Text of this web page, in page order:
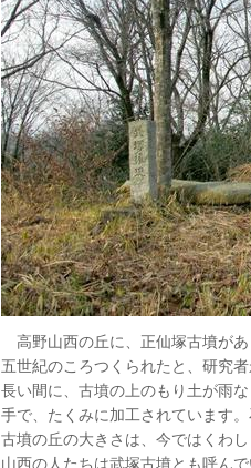
高野山西の丘に、正仙塚古墳があ
五世紀のころつくられたと、研究
長い間に、古墳の上のもり土が雨
手で、たくみに加工されています
古墳の丘の大きさは、今ではくわ
山西の人たちは武塚古墳とも呼ん